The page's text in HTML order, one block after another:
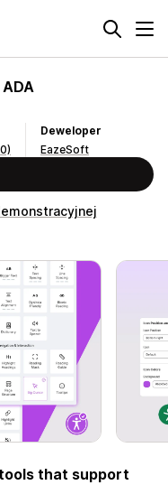
Deweloper
EazeSoft
that support